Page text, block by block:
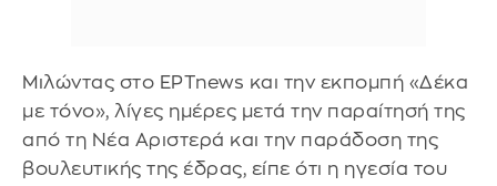
Μιλώντας στο ΕΡΤnews και την εκπομπή «Δέκα
με τόνο», λίγες ημέρες μετά την παραίτησή της
από τη Νέα Αριστερά και την παράδοση της
βουλευτικής της έδρας, είπε ότι η ηγεσία του